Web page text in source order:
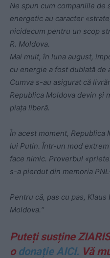
Ne spun cum companiile
energetic au caracter
nicidecum pentru un scop
R. Moldova.
Mai mult, în luna august,
cu energie a fost dublată de
Cumva s-au asigurat că
Republica Moldova devin și
piața liberă.
În acest moment,
lui Putin. Într-un mod
face nimic. Proverbul
s-a pierdut din memoria
Pentru că, pas cu pas,
Moldova.“
Puteți susține
o donație AICI. Vă